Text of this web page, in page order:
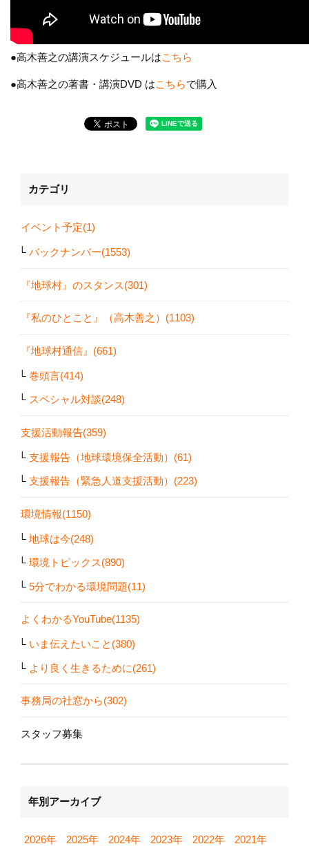
●高木善之の講演スケジュールはこちら
●高木善之の著書・講演DVD はこちらで購入
カテゴリ
イベント予定(1)
バックナンバー(1553)
『地球村』のスタンス(301)
『私のひとこと』（高木善之）(1103)
『地球村通信』(661)
巻頭言(414)
スペシャル対談(248)
支援活動報告(359)
支援報告（地球環境保全活動）(61)
支援報告（緊急人道支援活動）(223)
環境情報(1150)
地球は今(248)
環境トピックス(890)
5分でわかる環境問題(11)
よくわかるYouTube(1135)
いま伝えたいこと(380)
より良く生きるために(261)
事務局の社窓から(302)
スタッフ募集
年別アーカイブ
2026年 2025年 2024年 2023年 2022年 2021年